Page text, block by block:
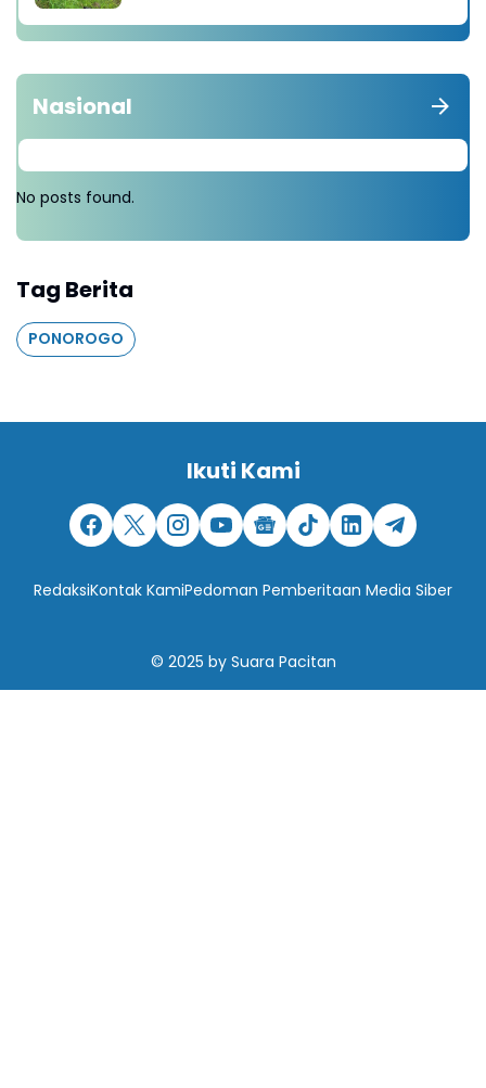
Nasional
No posts found.
Tag Berita
PONOROGO
Ikuti Kami
RedaksiKontak KamiPedoman Pemberitaan Media Siber
© 2025 by Suara Pacitan